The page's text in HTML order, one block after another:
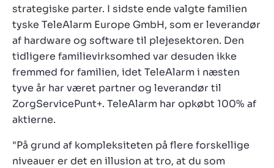
strategiske parter. I sidste ende valgte familien
tyske TeleAlarm Europe GmbH, som er leverandør
af hardware og software til plejesektoren. Den
tidligere familievirksomhed var desuden ikke
fremmed for familien, idet TeleAlarm i næsten
tyve år har været partner og leverandør til
ZorgServicePunt+. TeleAlarm har opkøbt 100% af
aktierne.
"På grund af kompleksiteten på flere forskellige
niveauer er det en illusion at tro, at du som